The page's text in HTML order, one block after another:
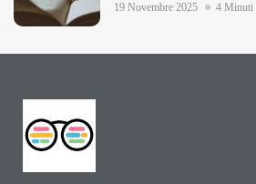
19 Novembre 2025 4 Minuti